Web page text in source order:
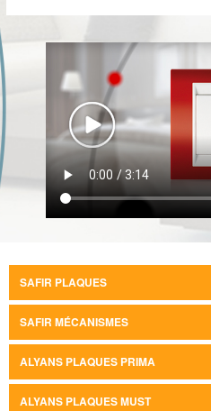
SAFIR PLAQUES
SAFIR MÉCANISMES
ALYANS PLAQUES PRIMA
ALYANS PLAQUES MUST